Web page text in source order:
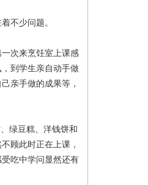
不少问题。
次来烹饪室上课感
到学生亲自动手做
亲手做的成果等，
绿豆糕、洋钱饼和
顾此时正在上课，
吃中学问显然还有